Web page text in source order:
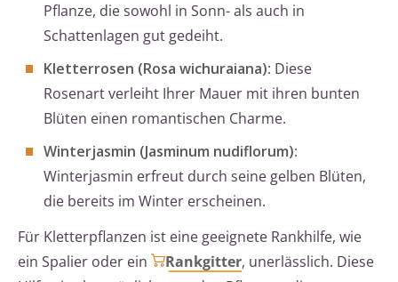
Pflanze, die sowohl in Sonn- als auch in
Schattenlagen gut gedeiht.
Kletterrosen (Rosa wichuraiana): Diese
Rosenart verleiht Ihrer Mauer mit ihren bunten
Blüten einen romantischen Charme.
Winterjasmin (Jasminum nudiflorum):
Winterjasmin erfreut durch seine gelben Blüten,
die bereits im Winter erscheinen.
Für Kletterpflanzen ist eine geeignete Rankhilfe, wie
ein Spalier oder ein
Rankgitter, unerlässlich. Diese